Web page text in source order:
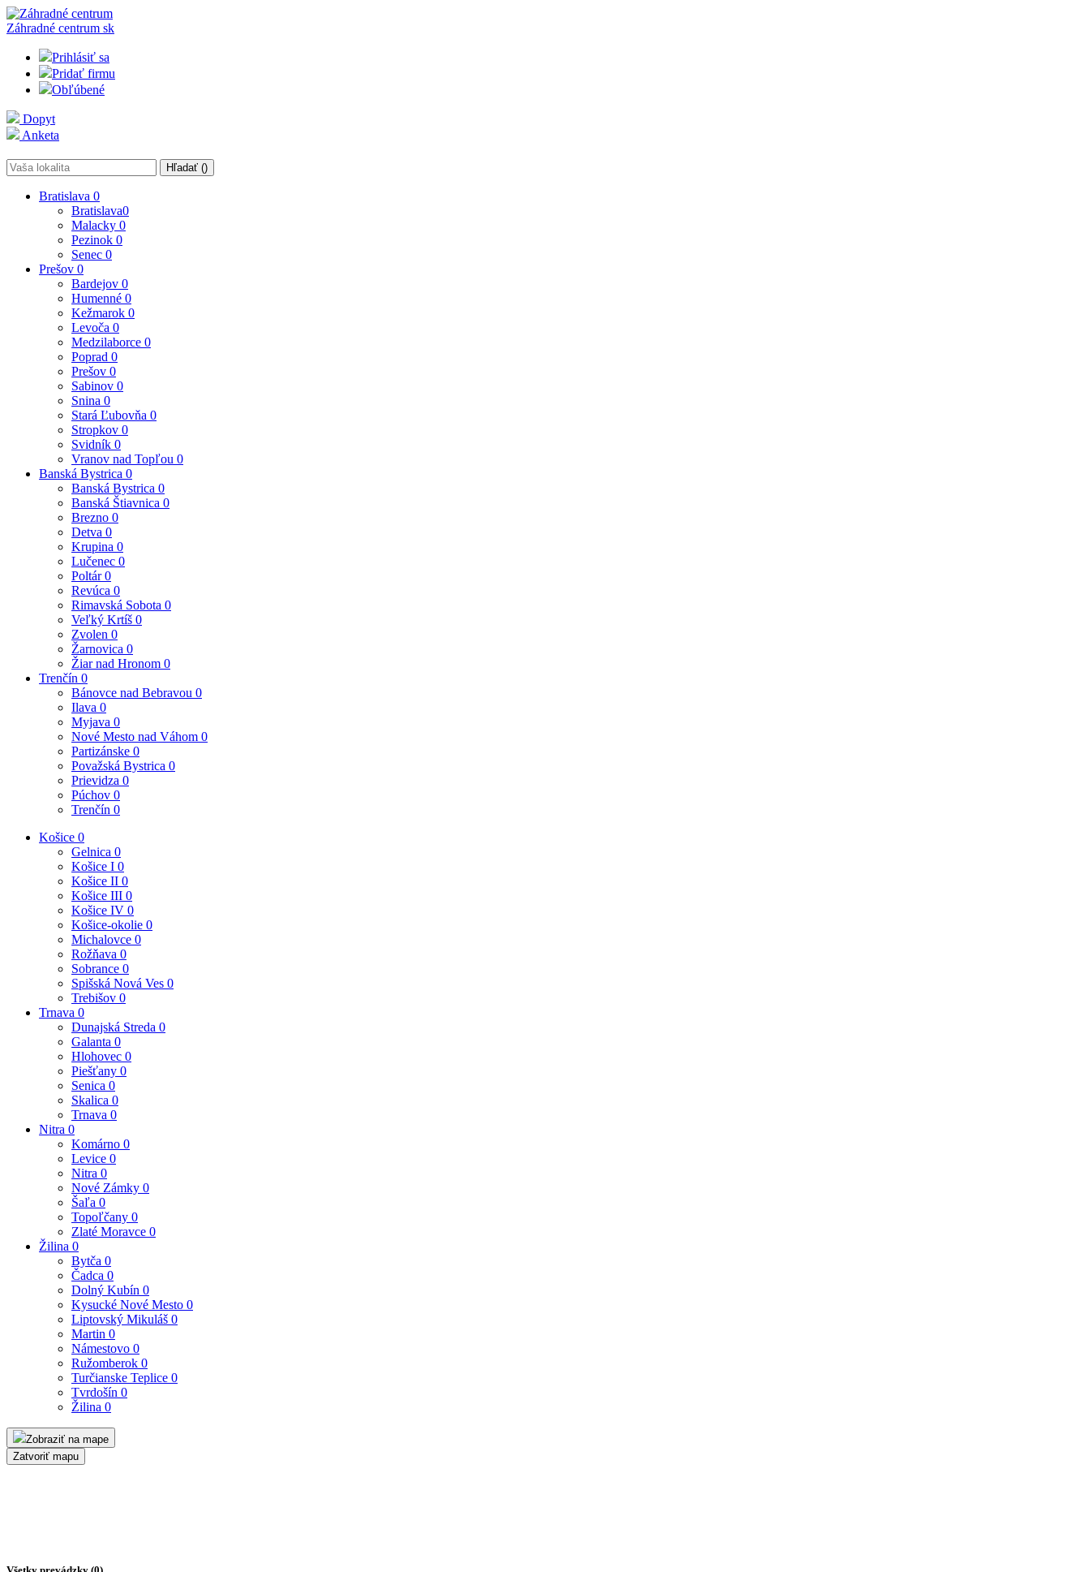
Záhradné centrum sk
Prihlásiť sa
Pridať firmu
Obľúbené
Dopyt
Anketa
Hľadať ()
Bratislava 0
Bratislava0
Malacky 0
Pezinok 0
Senec 0
Prešov 0
Bardejov 0
Humenné 0
Kežmarok 0
Levoča 0
Medzilaborce 0
Poprad 0
Prešov 0
Sabinov 0
Snina 0
Stará Ľubovňa 0
Stropkov 0
Svidník 0
Vranov nad Topľou 0
Banská Bystrica 0
Banská Bystrica 0
Banská Štiavnica 0
Brezno 0
Detva 0
Krupina 0
Lučenec 0
Poltár0
Revúca 0
Rimavská Sobota 0
Veľký Krtíš 0
Zvolen 0
Žarnovica 0
Žiar nad Hronom 0
Trenčín 0
Bánovce nad Bebravou 0
Ilava 0
Myjava 0
Nové Mesto nad Váhom 0
Partizánske 0
Považská Bystrica 0
Prievidza 0
Púchov 0
Trenčín 0
Košice 0
Gelnica 0
Košice I 0
Košice II 0
Košice III 0
Košice IV 0
Košice-okolie 0
Michalovce 0
Rožňava 0
Sobrance 0
Spišská Nová Ves 0
Trebišov 0
Trnava 0
Dunajská Streda 0
Galanta 0
Hlohovec 0
Piešťany 0
Senica 0
Skalica 0
Trnava 0
Nitra 0
Komárno 0
Levice 0
Nitra 0
Nové Zámky 0
Šaľa 0
Topoľčany 0
Zlaté Moravce 0
Žilina 0
Bytča 0
Čadca 0
Dolný Kubín 0
Kysucké Nové Mesto 0
Liptovský Mikuláš 0
Martin 0
Námestovo 0
Ružomberok 0
Turčianske Teplice 0
Tvrdošín 0
Žilina 0
Zobraziť na mape
Zatvoriť mapu